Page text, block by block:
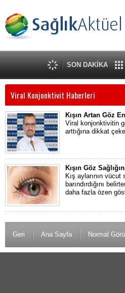
SON DAKİKA
Viral Konjonktivit Haberleri
Kışın Artan Göz
Viral konjonktivitin
arttığına dikkat
Kışın Göz
Kış aylarının vücut
barındırdığını
daha fazla özen
Geri Ana Sayfa Normal